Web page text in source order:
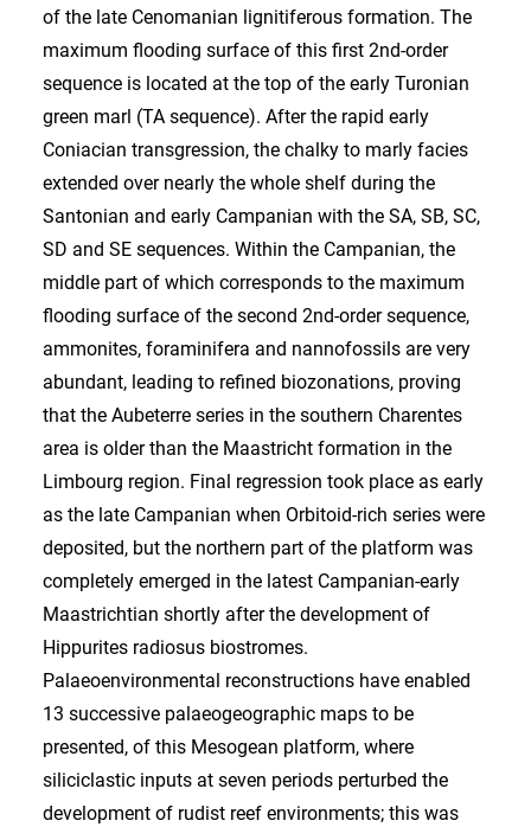
of the late Cenomanian lignitiferous formation. The
maximum flooding surface of this first 2nd-order
sequence is located at the top of the early Turonian
green marl (TA sequence). After the rapid early
Coniacian transgression, the chalky to marly facies
extended over nearly the whole shelf during the
Santonian and early Campanian with the SA, SB, SC,
SD and SE sequences. Within the Campanian, the
middle part of which corresponds to the maximum
flooding surface of the second 2nd-order sequence,
ammonites, foraminifera and nannofossils are very
abundant, leading to refined biozonations, proving
that the Aubeterre series in the southern Charentes
area is older than the Maastricht formation in the
Limbourg region. Final regression took place as early
as the late Campanian when Orbitoid-rich series were
deposited, but the northern part of the platform was
completely emerged in the latest Campanian-early
Maastrichtian shortly after the development of
Hippurites radiosus biostromes.
Palaeoenvironmental reconstructions have enabled
13 successive palaeogeographic maps to be
presented, of this Mesogean platform, where
siliciclastic inputs at seven periods perturbed the
development of rudist reef environments; this was